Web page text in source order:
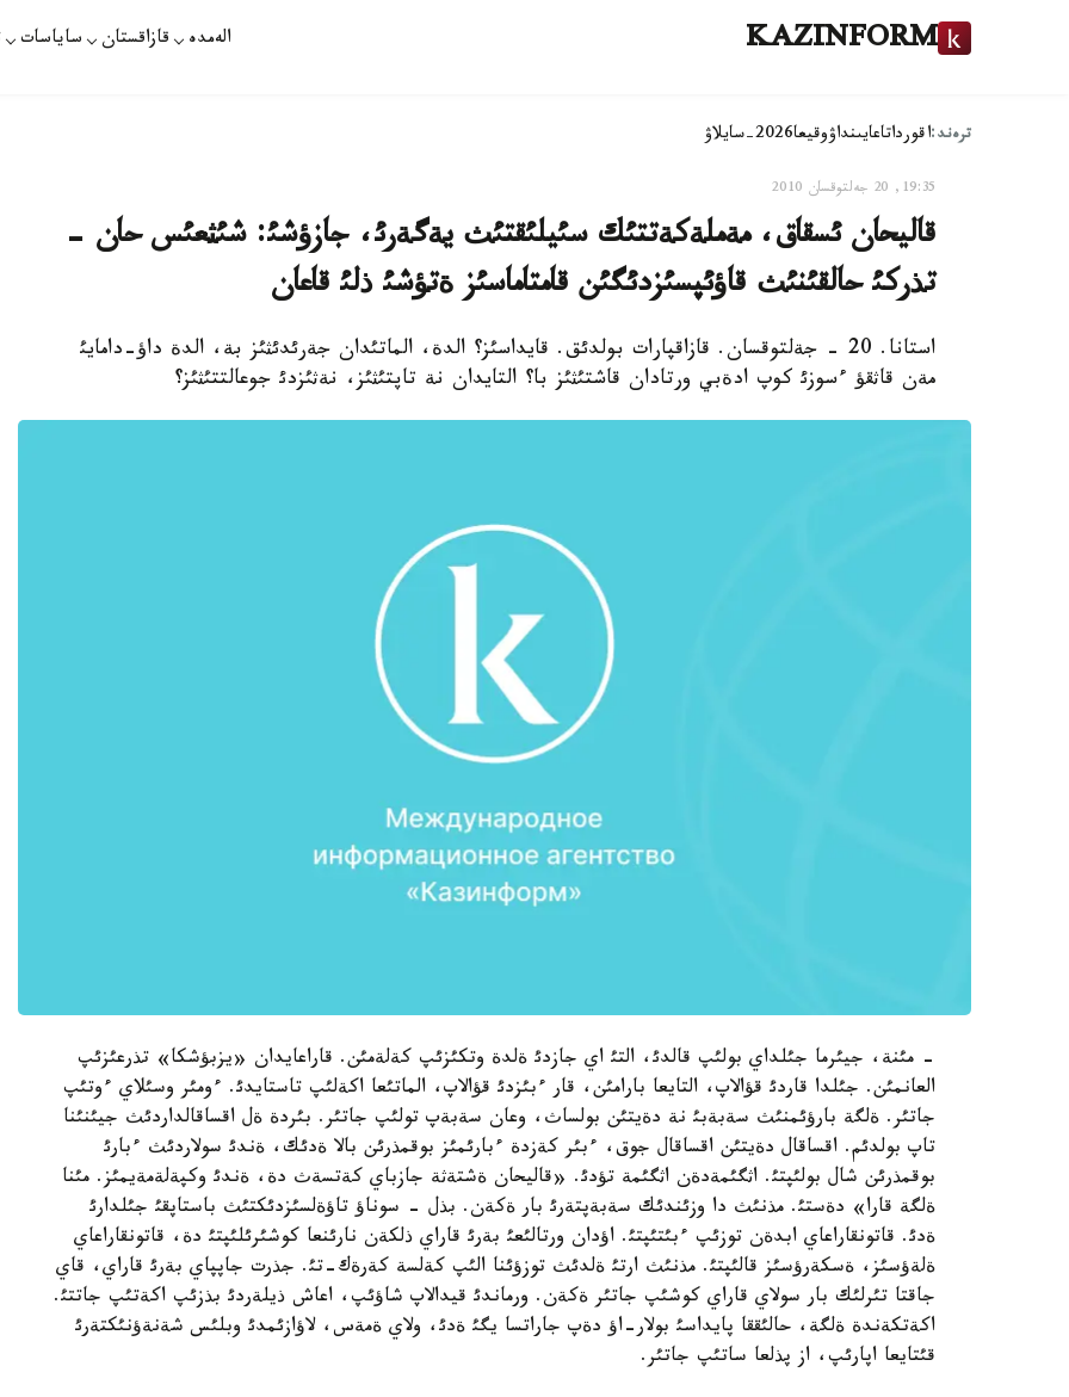
KAZINFORM الەمدە قازاقستان ساياسات
ترەند:اقورداتاعايىنداۋوقيعا2026-سايلاۋ
19:35, 20 جەلتوقسان 2010
قاليحان ئسقاق، مةملةكةتتئك سئيلئقتئث يةگةرئ، جازؤشئ: شئثعئس حان -
تذركئ حالقئنئث قاؤئپسئزدئگئن قامتاماسئز ةتؤشئ ذلئ قاعان
استانا. 20 - جةلتوقسان. قازاقپارات بولدئق. قايداسئز؟ الدة، الماتئدان جةرئدئثئز بة، الدة داؤ-دامايئ
مةن قاثقؤ ءسوزئ كوپ ادةبي ورتادان قاشتئثئز با؟ التايدان نة تاپتئثئز، نةثئزدئ جوعالتتئثئز؟
- مئنة، جيئرما جئلداي بولئپ قالدئ، التئ اي جازدئ ةلدة وتكئزئپ كةلةمئن. قاراعايدان «يزبؤشكا» تذرعئزئپ
العانمئن. جئلدا قاردئ قؤالاپ، التايعا بارامئن، قار ءبئزدئ قؤالاپ، الماتئعا اكةلئپ تاستايدئ. ءومئر وسئلاي ءوتئپ
جاتئر. ةلگة بارؤئمنئث سةبةبئ نة دةيتئن بولساث، وعان سةبةپ تولئپ جاتئر. بئردة ةل اقساقالداردئث جيئنئنا
تاپ بولدئم. اقساقال دةيتئن اقساقال جوق، ءبئر كةزدة ءبارئمئز بوقمذرئن بالا ةدئك، ةندئ سولاردئث ءبارئ
بوقمذرئن شال بولئپتئ. اثگئمةدةن اثگئمة تؤدئ. «قاليحان ةشتةثة جازباي كةتسةث دة، ةندئ وكپةلةمةيمئز. مئنا
ةلگة قارا» دةستئ. مذنئث دا وزئندئك سةبةپتةرئ بار ةكةن. بذل - سوناؤ تاؤةلسئزدئكتئث باستاپقئ جئلدارئ
ةدئ. قاتونقاراعاي ابدةن توزئپ ءبئتئپتئ. اؤدان ورتالئعئ بةرئ قاراي ذلكةن نارئنعا كوشئرئلئپتئ دة، قاتونقاراعاي
ةلةؤسئز، ةسكةرؤسئز قالئپتئ. مذنئث ارتئ ةلدئث توزؤئنا الئپ كةلسة كةرةك-تئ. جذرت جاپپاي بةرئ قاراي، قاي
جاقتا تئرلئك بار سولاي قاراي كوشئپ جاتئر ةكةن. ورماندئ قيدالاپ شاؤئپ، اعاش ذيلةردئ بذزئپ اكةتئپ جاتتئ.
اكةتكةندة ةلگة، حالئققا پايداسئ بولار-اؤ دةپ جاراتسا يگئ ةدئ، ولاي ةمةس، لاؤازئمدئ وبلئس شةنةؤنئكتةرئ
قئتايعا اپارئپ، از پذلعا ساتئپ جاتئر.